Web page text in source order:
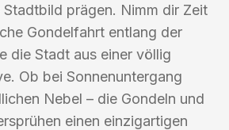
Stadtbild prägen. Nimm dir Zeit
Gondelfahrt entlang der
die Stadt aus einer völlig
Ob bei Sonnenuntergang
Nebel – die Gondeln und
einen einzigartigen